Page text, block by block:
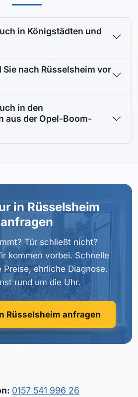
in Königstädten und
nach Rüsselsheim vor
in den
aus der Opel-Boom-
in Rüsselsheim
anfragen
Tür schließt nicht?
kommen vorbei. Schnelle
Preise, ehrliche Diagnose.
rund um die Uhr.
Rüsselsheim anfragen
0157 541 996 26